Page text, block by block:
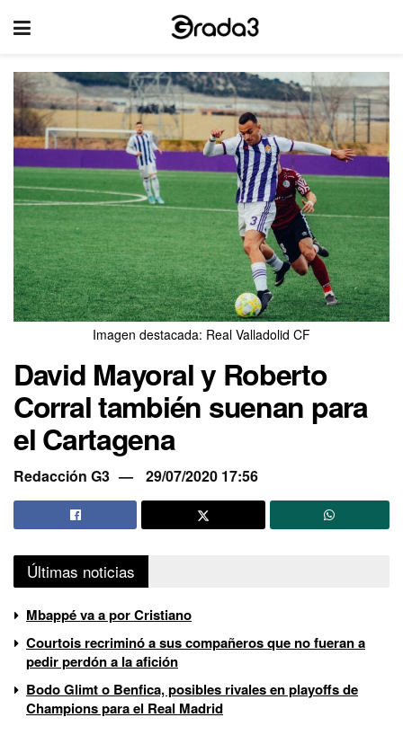
Imagen destacada: Real Valladolid CF
David Mayoral y Roberto
Corral también suenan para
el Cartagena
Redacción G3 29/07/2020 17:56
Últimas noticias
Mbappé va a por Cristiano
Courtois recriminó a sus compañeros que no fueran a
pedir perdón a la afición
Bodo Glimt o Benfica, posibles rivales en playoffs de
Champions para el Real Madrid